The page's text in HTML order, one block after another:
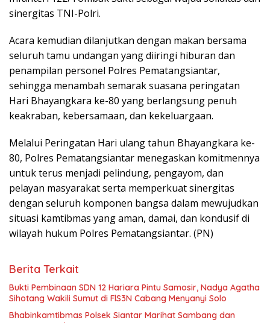
sinergitas TNI-Polri.
Acara kemudian dilanjutkan dengan makan bersama
seluruh tamu undangan yang diiringi hiburan dan
penampilan personel Polres Pematangsiantar,
sehingga menambah semarak suasana peringatan
Hari Bhayangkara ke-80 yang berlangsung penuh
keakraban, kebersamaan, dan kekeluargaan.
Melalui Peringatan Hari ulang tahun Bhayangkara ke-
80, Polres Pematangsiantar menegaskan komitmennya
untuk terus menjadi pelindung, pengayom, dan
pelayan masyarakat serta memperkuat sinergitas
dengan seluruh komponen bangsa dalam mewujudkan
situasi kamtibmas yang aman, damai, dan kondusif di
wilayah hukum Polres Pematangsiantar. (PN)
Berita Terkait
Bukti Pembinaan SDN 12 Hariara Pintu Samosir, Nadya Agatha
Sihotang Wakili Sumut di FlS3N Cabang Menyanyi Solo
Bhabinkamtibmas Polsek Siantar Marihat Sambang dan